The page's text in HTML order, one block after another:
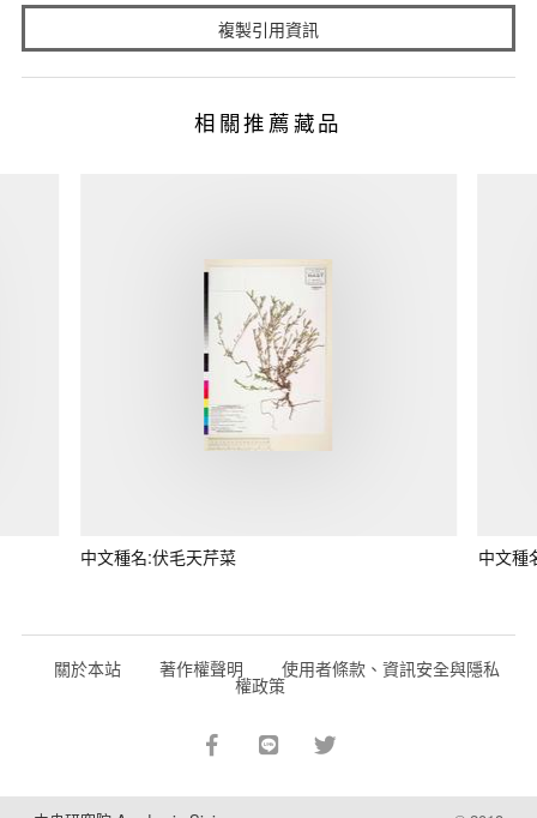
複製引用資訊
相關推薦藏品
中文種名:伏毛天芹菜 中文種
關於本站 著作權聲明 使用者條款、資訊安全與隱私
權政策